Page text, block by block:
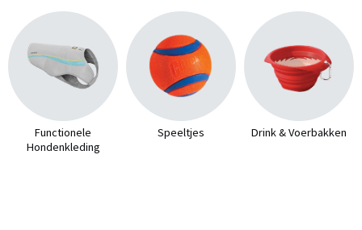
Functionele
Hondenkleding
Speeltjes Drink & Voerbakken